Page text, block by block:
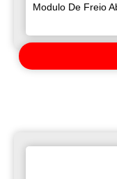
Modulo De Freio